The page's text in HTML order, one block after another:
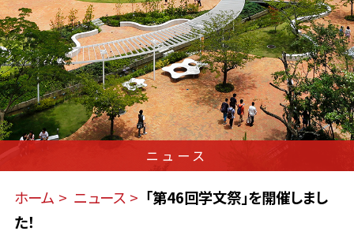
ニュース
ホーム ニュース
「第46回学文祭」を開催しまし
た！